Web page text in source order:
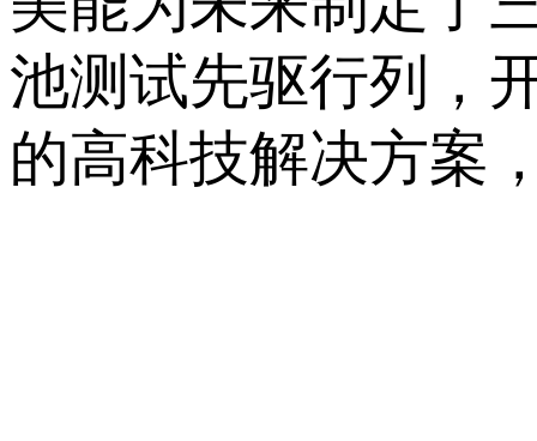
池测试先驱行列，
的高科技解决方案